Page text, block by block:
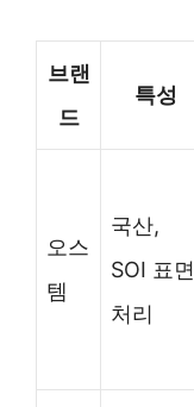
브랜
드
특성
오스
템
국산,
SOI 표면
처리